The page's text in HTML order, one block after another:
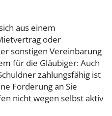
aus einem
oder
sonstigen Vereinbarung
für die Gläubiger: Auch
zahlungsfähig ist
Forderung an Sie
nicht wegen selbst aktiv